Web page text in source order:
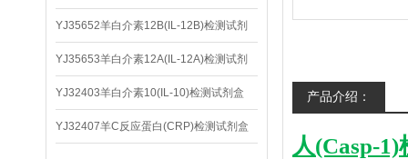
明书
YJ35652羊白介素12B(IL-12B)检测试剂
盒
YJ35653羊白介素12A(IL-12A)检测试剂
盒
YJ32403羊白介素10(IL-10)检测试剂盒
YJ32407羊C反应蛋白(CRP)检测试剂盒
产品介绍：
人(Casp-